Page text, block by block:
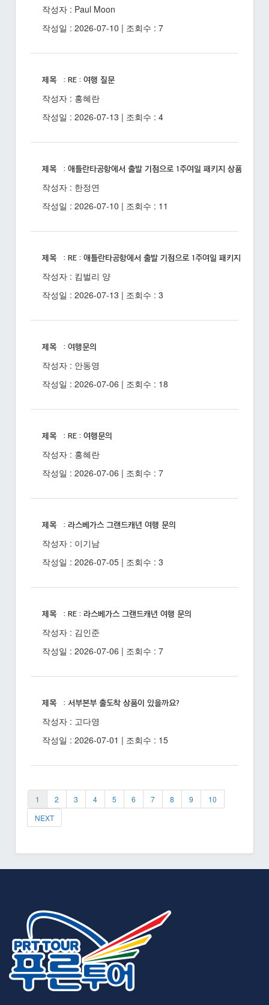
작성자 : Paul Moon
작성일 : 2026-07-10 | 조회수 : 7
제목 : RE : 여행 질문
작성자 : 홍혜란
작성일 : 2026-07-13 | 조회수 : 4
제목 : 애틀란타공항에서 출발 기점으로 1주여일 패키지 상품 있을까
작성자 : 한정연
작성일 : 2026-07-10 | 조회수 : 11
제목 : RE : 애틀란타공항에서 출발 기점으로 1주여일 패키지 상품 있
작성자 : 킴벌리 양
작성일 : 2026-07-13 | 조회수 : 3
제목 : 여행문의
작성자 : 안동영
작성일 : 2026-07-06 | 조회수 : 18
제목 : RE : 여행문의
작성자 : 홍혜란
작성일 : 2026-07-06 | 조회수 : 7
제목 : 라스베가스 그랜드캐년 여행 문의
작성자 : 이기남
작성일 : 2026-07-05 | 조회수 : 3
제목 : RE : 라스베가스 그랜드캐년 여행 문의
작성자 : 김인준
작성일 : 2026-07-06 | 조회수 : 7
제목 : 서부본부 출도착 상품이 있을까요?
작성자 : 고다영
작성일 : 2026-07-01 | 조회수 : 15
1 2 3 4 5 6 7 8 9
10
NEXT